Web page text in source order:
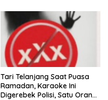
Tari Telanjang Saat Puasa
Ramadan, Karaoke Ini
Digerebek Polisi, Satu Orang